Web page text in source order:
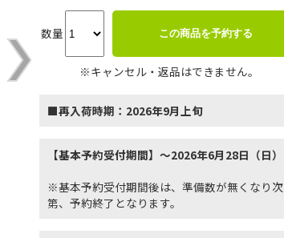
数量 この商品を予約する
※キャンセル・返品はできません。
■再入荷時期：2026年9月上旬
【基本予約受付期間】～2026年6月28日（日）
※基本予約受付期間後は、準備数が無くなり次
第、予約終了となります。